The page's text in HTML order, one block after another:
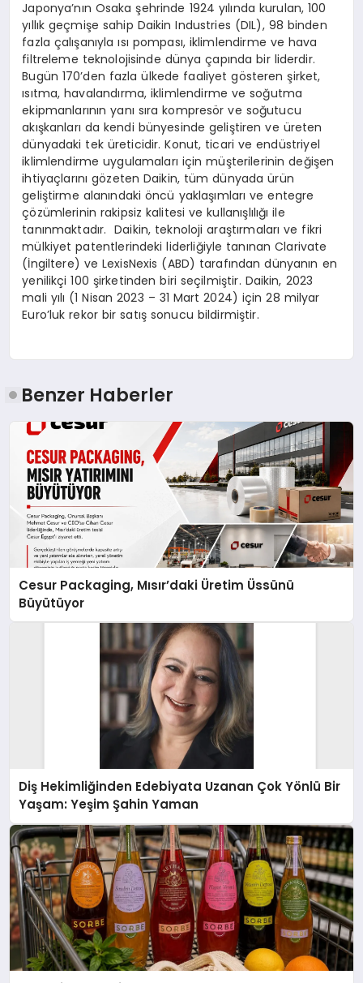
Japonya’nın Osaka şehrinde 1924 yılında kurulan, 100
yıllık geçmişe sahip Daikin Industries (DIL), 98 binden
fazla çalışanıyla ısı pompası, iklimlendirme ve hava
filtreleme teknolojisinde dünya çapında bir liderdir.
Bugün 170’den fazla ülkede faaliyet gösteren şirket,
ısıtma, havalandırma, iklimlendirme ve soğutma
ekipmanlarının yanı sıra kompresör ve soğutucu
akışkanları da kendi bünyesinde geliştiren ve üreten
dünyadaki tek üreticidir. Konut, ticari ve endüstriyel
iklimlendirme uygulamaları için müşterilerinin değişen
ihtiyaçlarını gözeten Daikin, tüm dünyada ürün
geliştirme alanındaki öncü yaklaşımları ve entegre
çözümlerinin rakipsiz kalitesi ve kullanışlılığı ile
tanınmaktadır. Daikin, teknoloji araştırmaları ve fikri
mülkiyet patentlerindeki liderliğiyle tanınan Clarivate
(İngiltere) ve LexisNexis (ABD) tarafından dünyanın en
yenilikçi 100 şirketinden biri seçilmiştir. Daikin, 2023
mali yılı (1 Nisan 2023 – 31 Mart 2024) için 28 milyar
Euro’luk rekor bir satış sonucu bildirmiştir.
Benzer Haberler
Cesur Packaging, Mısır’daki Üretim Üssünü
Büyütüyor
Diş Hekimliğinden Edebiyata Uzanan Çok Yönlü Bir
Yaşam: Yeşim Şahin Yaman